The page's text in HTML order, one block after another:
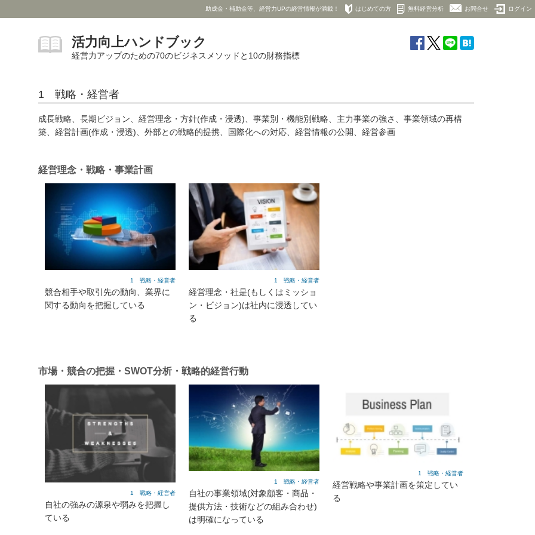
助成金・補助金等、経営力UPの経営情報が満載！ はじめての方 無料経営分析 お問合せ ログイン
活力向上ハンドブック
経営力アップのための70のビジネスメソッドと10の財務指標
1 戦略・経営者
成長戦略、長期ビジョン、経営理念・方針(作成・浸透)、事業別・機能別戦略、主力事業の強さ、事業領域の再構
築、経営計画(作成・浸透)、外部との戦略的提携、国際化への対応、経営情報の公開、経営参画
経営理念・戦略・事業計画
1 戦略・経営者
競合相手や取引先の動向、業界に
関する動向を把握している
1 戦略・経営者
経営理念・社是(もしくはミッショ
ン・ビジョン)は社内に浸透してい
る
市場・競合の把握・SWOT分析・戦略的経営行動
1 戦略・経営者
自社の強みの源泉や弱みを把握し
ている
1 戦略・経営者
自社の事業領域(対象顧客・商品・
提供方法・技術などの組み合わせ)
は明確になっている
1 戦略・経営者
経営戦略や事業計画を策定してい
る